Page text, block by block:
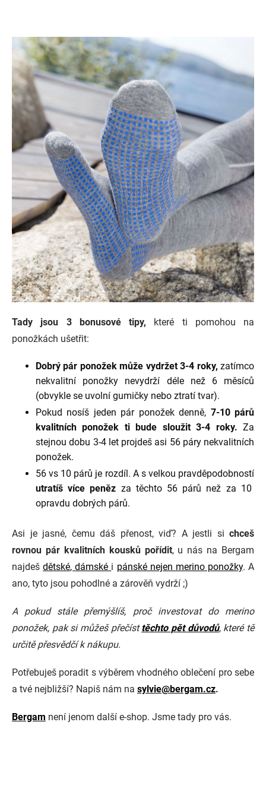
Tady jsou 3 bonusové tipy, které ti pomohou na
ponožkách ušetřit:
Dobrý pár ponožek může vydržet 3-4 roky, zatímco
nekvalitní ponožky nevydrží déle než 6 měsíců
(obvykle se uvolní gumičky nebo ztratí tvar).
Pokud nosíš jeden pár ponožek denně, 7-10 párů
kvalitních ponožek ti bude sloužit 3-4 roky. Za
stejnou dobu 3-4 let projdeš asi 56 páry nekvalitních
ponožek.
56 vs 10 párů je rozdíl. A s velkou pravděpodobností
utratíš více peněz za těchto 56 párů než za 10
opravdu dobrých párů.
Asi je jasné, čemu dáš přenost, viď? A jestli si chceš
rovnou pár kvalitních kousků pořídit, u nás na Bergam
najdešdětské,dámské i pánské nejen merino ponožky. A
ano, tyto jsou pohodlné a zárověň vydrží ;)
A pokud stále přemýšlíš, proč investovat do merino
ponožek, pak si můžeš přečísttěchto pět důvodů, které tě
určitě přesvědčí k nákupu.
Potřebuješ poradit s výběrem vhodného oblečení pro sebe
a tvé nejbližší? Napiš nám na sylvie@bergam.cz.
Bergam není jenom další e-shop. Jsme tady pro vás.